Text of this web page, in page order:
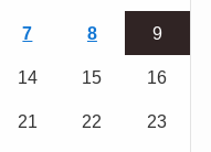
7 8 9
14 15 16
21 22 23